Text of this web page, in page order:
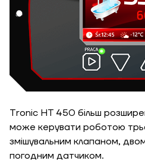
Tronic HT 450 більш
може керувати роботою
змішувальним клапаном,
погодним датчиком.